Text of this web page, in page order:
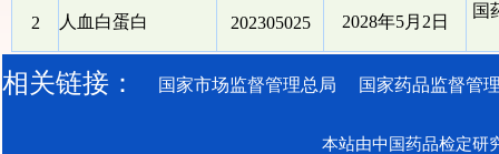
2 人血白蛋白 202305025 2028年5月2日
国
相关链接： 国家市场监督管理总局 国家药品监督管
本站由中国药品检定研